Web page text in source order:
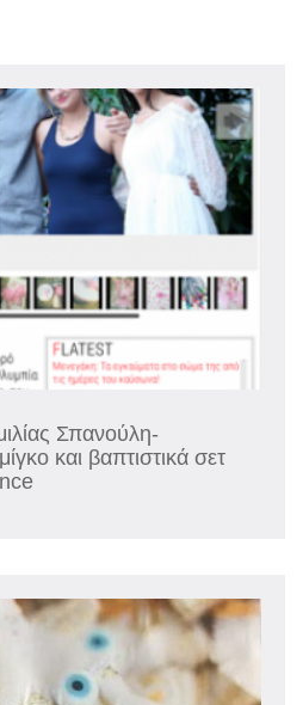
Σπανούλη-
και βαπτιστικά σετ